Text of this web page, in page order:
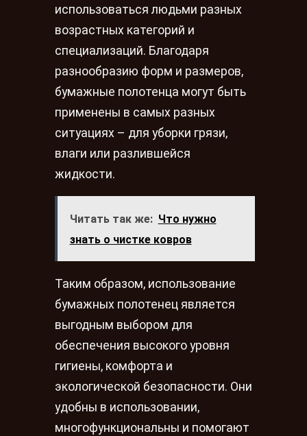
использоваться людьми разных
возрастных категорий и
специализаций. Благодаря
разнообразию форм и размеров,
бумажные полотенца могут быть
применены в самых разных
ситуациях – для уборки грязи,
влаги или разлившейся
жидкости.
Читать так же: Что нужно
знать о чистке ковров
Таким образом, использование
бумажных полотенец является
выгодным выбором для
обеспечения высокого уровня
гигиены, комфорта и
экологической безопасности. Они
удобны в использовании,
многофункциональны и помогают